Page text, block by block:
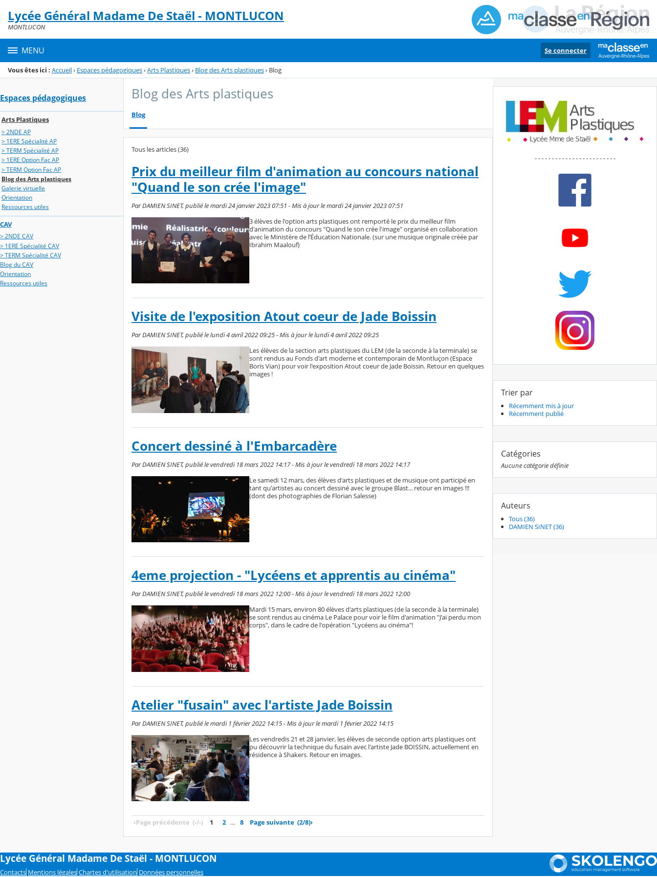
Menu de la rubrique
Contenu
Lycée Général Madame De Staël - MONTLUCON
MONTLUCON
MENU Se connecter
Vous êtes ici : Accueil› Espaces pédagogiques›Arts Plastiques› Blog des Arts plastiques› Blog
Espaces pédagogiques
Arts Plastiques
> 2NDE AP
> 1ERE Spécialité AP
> TERM Spécialité AP
> 1ERE Option Fac AP
> TERM Option Fac AP
Blog des Arts plastiques
Galerie virtuelle
Orientation
Ressources utiles
CAV
> 2NDE CAV
> 1ERE Spécialité CAV
> TERM Spécialité CAV
Blog du CAV
Orientation
Ressources utiles
Blog des Arts plastiques
Blog
Tous les articles (36)
Prix du meilleur film d'animation au concours national
"Quand le son crée l'image"
Par DAMIEN SINET, publié le mardi 24 janvier 2023 07:51 - Mis à jour le mardi 24 janvier 2023 07:51
3 élèves de l'option arts plastiques ont remporté le prix du meilleur film
d'animation du concours "Quand le son crée l'image" organisé en collaboration
avec le Ministère de l’Éducation Nationale. (sur une musique originale créée par
Ibrahim Maalouf)
Visite de l'exposition Atout coeur de Jade Boissin
Par DAMIEN SINET, publié le lundi 4 avril 2022 09:25 - Mis à jour le lundi 4 avril 2022 09:25
Les élèves de la section arts plastiques du LEM (de la seconde à la terminale) se
sont rendus au Fonds d'art moderne et contemporain de Montluçon (Espace
Boris Vian) pour voir l'exposition Atout coeur de Jade Boissin. Retour en quelques
images !
Concert dessiné à l'Embarcadère
Par DAMIEN SINET, publié le vendredi 18 mars 2022 14:17 - Mis à jour le vendredi 18 mars 2022 14:17
Le samedi 12 mars, des élèves d'arts plastiques et de musique ont participé en
tant qu'artistes au concert dessiné avec le groupe Blast... retour en images !!!
(dont des photographies de Florian Salesse)
4eme projection - "Lycéens et apprentis au cinéma"
Par DAMIEN SINET, publié le vendredi 18 mars 2022 12:00 - Mis à jour le vendredi 18 mars 2022 12:00
Mardi 15 mars, environ 80 élèves d'arts plastiques (de la seconde à la terminale)
se sont rendus au cinéma Le Palace pour voir le film d'animation "J'ai perdu mon
corps", dans le cadre de l'opération "Lycéens au cinéma"!
Atelier "fusain" avec l'artiste Jade Boissin
Par DAMIEN SINET, publié le mardi 1 février 2022 14:15 - Mis à jour le mardi 1 février 2022 14:15
Les vendredis 21 et 28 janvier, les élèves de seconde option arts plastiques ont
pu découvrir la technique du fusain avec l'artiste Jade BOISSIN, actuellement en
résidence à Shakers. Retour en images.
‹Page précédente (-/-) 1 2 … 8 Page suivante (2/8)›
- - - - - - - - - - - - - - - - - - - - - - - -
Trier par
Récemment mis à jour
Récemment publié
Catégories
Aucune catégorie définie
Auteurs
Tous (36)
DAMIEN SINET (36)
Lycée Général Madame De Staël - MONTLUCON
Contacts Mentions légales Chartes d'utilisation Données personnelles